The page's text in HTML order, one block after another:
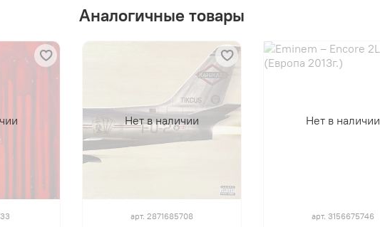
Аналогичные товары
Нет в наличии
арт. 2871685708
Нет в наличии
арт. 3156675746